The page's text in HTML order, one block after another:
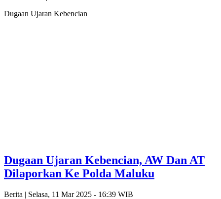
Dugaan Ujaran Kebencian
Dugaan Ujaran Kebencian, AW Dan AT
Dilaporkan Ke Polda Maluku
Berita | Selasa, 11 Mar 2025 - 16:39 WIB